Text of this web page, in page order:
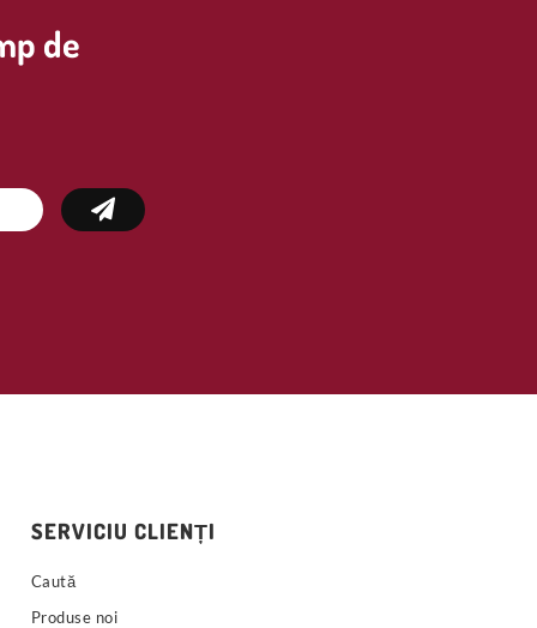
de
SERVICIU CLIENȚI
Caută
Produse noi